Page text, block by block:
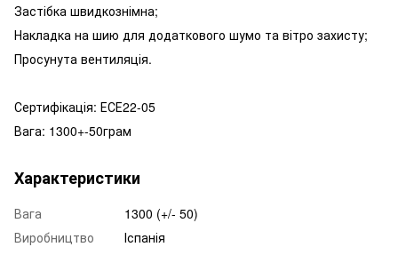
Застібка швидкознімна;
Накладка на шию для додаткового шумо та вітро захисту;
Просунута вентиляція.
Сертифікація: ЕСЕ22-05
Вага: 1300+-50грам
Характеристики
Вага
1300 (+/- 50)
Виробництво
Іспанія